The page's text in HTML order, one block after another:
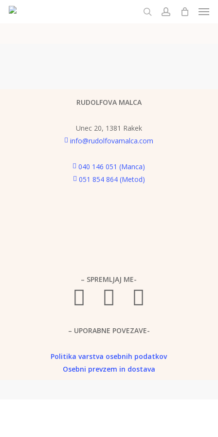
Skip
RUDOLFOVA MALCA
Unec 20, 1381 Rakek
info@rudolfovamalca.com
040 146 051 (Manca)
051 854 864 (Metod)
– SPREMLJAJ ME-
– UPORABNE POVEZAVE-
Politika varstva osebnih podatkov
Osebni prevzem in dostava